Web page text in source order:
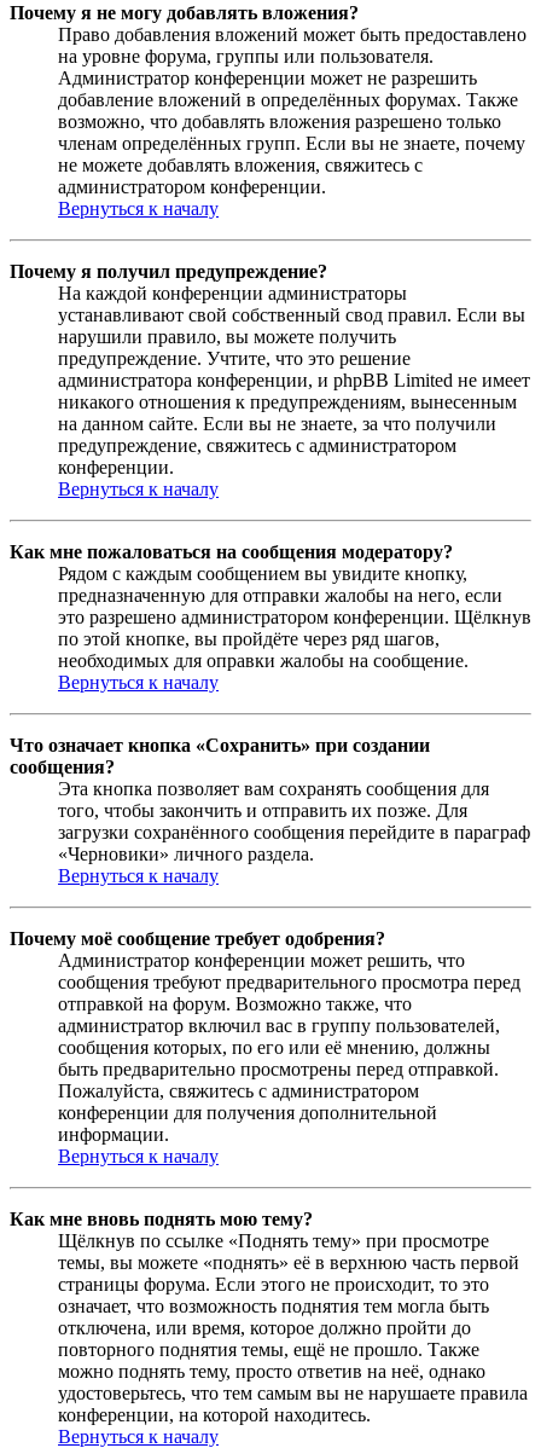
Почему я не могу добавлять вложения?
Право добавления вложений может быть предоставлено
на уровне форума, группы или пользователя.
Администратор конференции может не разрешить
добавление вложений в определённых форумах. Также
возможно, что добавлять вложения разрешено только
членам определённых групп. Если вы не знаете, почему
не можете добавлять вложения, свяжитесь с
администратором конференции.
Вернуться к началу
Почему я получил предупреждение?
На каждой конференции администраторы
устанавливают свой собственный свод правил. Если вы
нарушили правило, вы можете получить
предупреждение. Учтите, что это решение
администратора конференции, и phpBB Limited не имеет
никакого отношения к предупреждениям, вынесенным
на данном сайте. Если вы не знаете, за что получили
предупреждение, свяжитесь с администратором
конференции.
Вернуться к началу
Как мне пожаловаться на сообщения модератору?
Рядом с каждым сообщением вы увидите кнопку,
предназначенную для отправки жалобы на него, если
это разрешено администратором конференции. Щёлкнув
по этой кнопке, вы пройдёте через ряд шагов,
необходимых для оправки жалобы на сообщение.
Вернуться к началу
Что означает кнопка «Сохранить» при создании
сообщения?
Эта кнопка позволяет вам сохранять сообщения для
того, чтобы закончить и отправить их позже. Для
загрузки сохранённого сообщения перейдите в параграф
«Черновики» личного раздела.
Вернуться к началу
Почему моё сообщение требует одобрения?
Администратор конференции может решить, что
сообщения требуют предварительного просмотра перед
отправкой на форум. Возможно также, что
администратор включил вас в группу пользователей,
сообщения которых, по его или её мнению, должны
быть предварительно просмотрены перед отправкой.
Пожалуйста, свяжитесь с администратором
конференции для получения дополнительной
информации.
Вернуться к началу
Как мне вновь поднять мою тему?
Щёлкнув по ссылке «Поднять тему» при просмотре
темы, вы можете «поднять» её в верхнюю часть первой
страницы форума. Если этого не происходит, то это
означает, что возможность поднятия тем могла быть
отключена, или время, которое должно пройти до
повторного поднятия темы, ещё не прошло. Также
можно поднять тему, просто ответив на неё, однако
удостоверьтесь, что тем самым вы не нарушаете правила
конференции, на которой находитесь.
Вернуться к началу